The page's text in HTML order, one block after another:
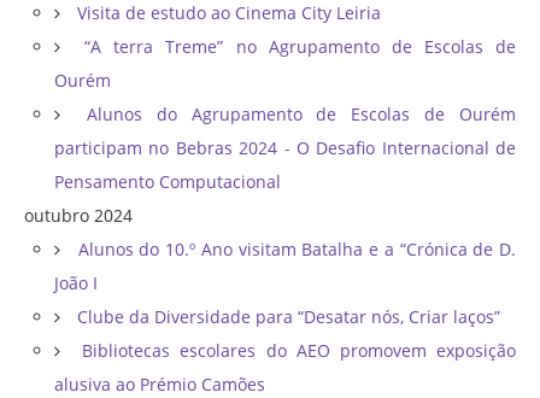
Visita de estudo ao Cinema City Leiria
“A terra Treme” no Agrupamento de Escolas de
Ourém
Alunos do Agrupamento de Escolas de Ourém
participam no Bebras 2024 - O Desafio Internacional de
Pensamento Computacional
outubro 2024
Alunos do 10.º Ano visitam Batalha e a “Crónica de D.
João I
Clube da Diversidade para “Desatar nós, Criar laços”
Bibliotecas escolares do AEO promovem exposição
alusiva ao Prémio Camões